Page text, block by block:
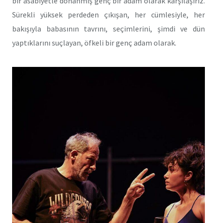
Sürekli yüksek perdeden çıkışan, her cümlesiyle, her
bakışıyla babasının tavrını, seçimlerini, şimdi ve dün
yaptıklarını suçlayan, öfkeli bir genç adam olarak.